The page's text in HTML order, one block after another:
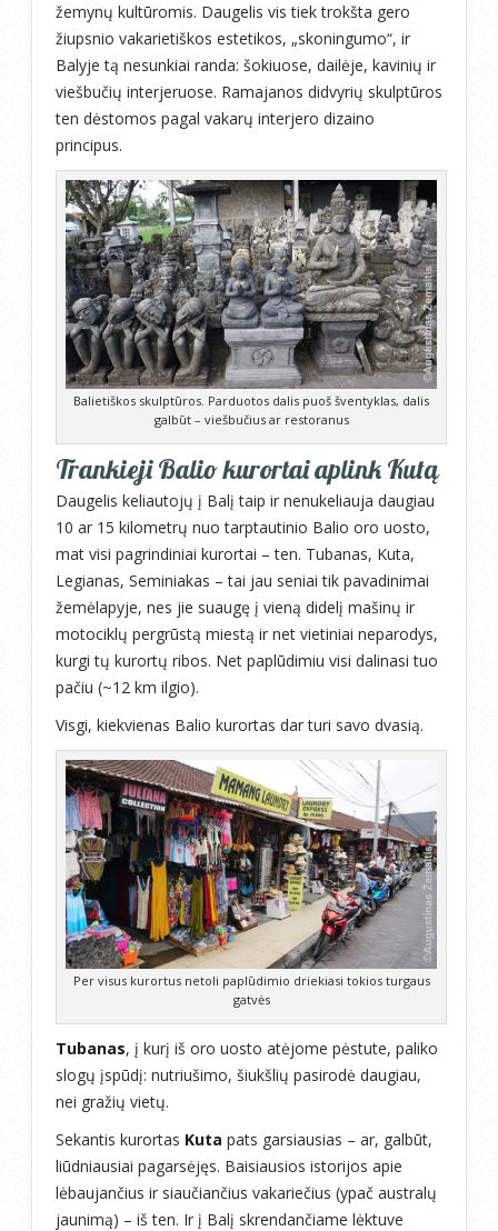
žemynų kultūromis. Daugelis vis tiek trokšta gero
žiupsnio vakarietiškos estetikos, „skoningumo“, ir
Balyje tą nesunkiai randa: šokiuose, dailėje, kavinių ir
viešbučių interjeruose. Ramajanos didvyrių skulptūros
ten dėstomos pagal vakarų interjero dizaino
principus.
Balietiškos skulptūros. Parduotos dalis puoš šventyklas, dalis
galbūt – viešbučius ar restoranus
Trankieji Balio kurortai aplink Kutą
Daugelis keliautojų į Balį taip ir nenukeliauja daugiau
10 ar 15 kilometrų nuo tarptautinio Balio oro uosto,
mat visi pagrindiniai kurortai – ten. Tubanas, Kuta,
Legianas, Seminiakas – tai jau seniai tik pavadinimai
žemėlapyje, nes jie suaugę į vieną didelį mašinų ir
motociklų pergrūstą miestą ir net vietiniai neparodys,
kurgi tų kurortų ribos. Net paplūdimiu visi dalinasi tuo
pačiu (~12 km ilgio).
Visgi, kiekvienas Balio kurortas dar turi savo dvasią.
Per visus kurortus netoli paplūdimio driekiasi tokios turgaus
gatvės
Tubanas, į kurį iš oro uosto atėjome pėstute, paliko
slogų įspūdį: nutriušimo, šiukšlių pasirodė daugiau,
nei gražių vietų.
Sekantis kurortas Kuta pats garsiausias – ar, galbūt,
liūdniausiai pagarsėjęs. Baisiausios istorijos apie
lėbaujančius ir siaučiančius vakariečius (ypač australų
jaunimą) – iš ten. Ir į Balį skrendančiame lėktuve